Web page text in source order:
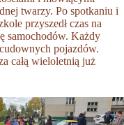
twarzy. Po spotkaniu i
przyszedł czas na
samochodów. Każdy
pojazdów.
całą wieloletnią już